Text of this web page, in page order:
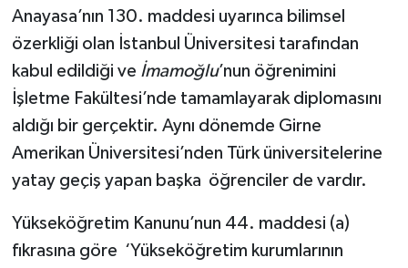
Anayasa’nın 130. maddesi uyarınca bilimsel
özerkliği olan İstanbul Üniversitesi tarafından
kabul edildiği ve İmamoğlu’nun öğrenimini
İşletme Fakültesi’nde tamamlayarak diplomasını
aldığı bir gerçektir. Aynı dönemde Girne
Amerikan Üniversitesi’nden Türk üniversitelerine
yatay geçiş yapan başka öğrenciler de vardır.
Yükseköğretim Kanunu’nun 44. maddesi (a)
fıkrasına göre ‘Yükseköğretim kurumlarının